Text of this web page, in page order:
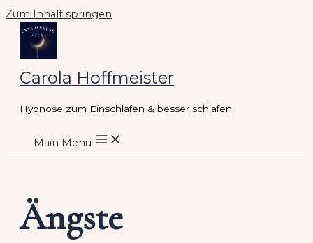
Zum Inhalt springen
Carola Hoffmeister
Hypnose zum Einschlafen & besser schlafen
Main Menu
Ängste